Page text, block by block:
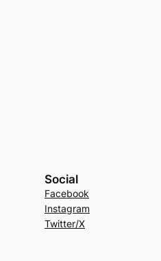
Social
Facebook
Instagram
Twitter/X